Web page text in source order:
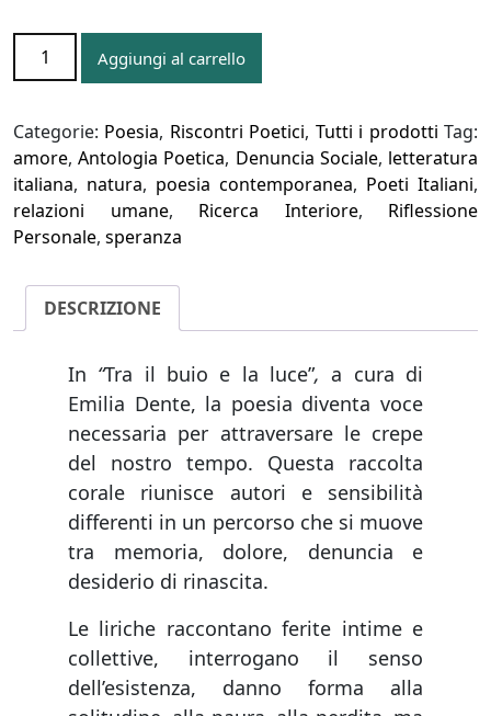
e
la
luce
quantità
Aggiungi al carrello
Categorie: Poesia, Riscontri Poetici, Tutti i prodotti Tag:
amore,Antologia Poetica, Denuncia Sociale, letteratura
italiana, natura, poesia contemporanea, Poeti Italiani,
relazioni umane, Ricerca Interiore, Riflessione
Personale, speranza
DESCRIZIONE
In “Tra il buio e la luce”, a cura di
Emilia Dente, la poesia diventa voce
necessaria per attraversare le crepe
del nostro tempo. Questa raccolta
corale riunisce autori e sensibilità
differenti in un percorso che si muove
tra memoria, dolore, denuncia e
desiderio di rinascita.
Le liriche raccontano ferite intime e
collettive, interrogano il senso
dell’esistenza, danno forma alla